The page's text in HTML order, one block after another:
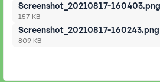
Screenshot_20210817-160403.png
157 KB
Screenshot_20210817-160243.png
809 KB